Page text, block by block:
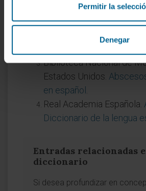
Permitir la
Denegar
Biblioteca Nacional de
Estados Unidos.Absceso
pelvis. MedlinePlus,
Biblioteca Nacional de
Estados Unidos.
en español
Real Academia Española.
Diccionario de la lengua
Entradas relacionadas
diccionario
Si desea profundizar en